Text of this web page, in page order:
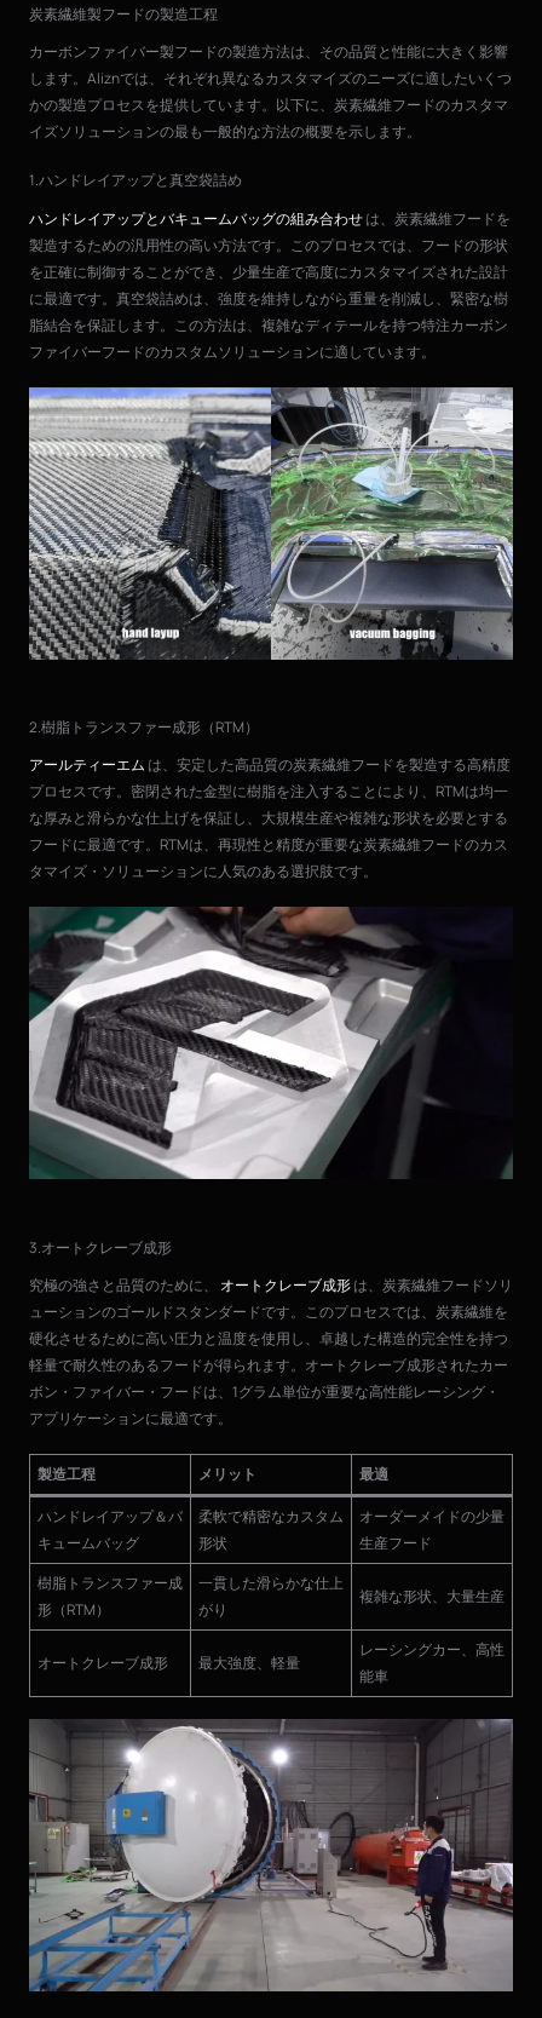
炭素繊維製フードの製造工程
カーボンファイバー製フードの製造方法は、その品質と性能に大きく影響
します。Aliznでは、それぞれ異なるカスタマイズのニーズに適したいくつ
かの製造プロセスを提供しています。以下に、炭素繊維フードのカスタマ
イズソリューションの最も一般的な方法の概要を示します。
1.ハンドレイアップと真空袋詰め
ハンドレイアップとバキュームバッグの組み合わせは、炭素繊維フードを
製造するための汎用性の高い方法です。このプロセスでは、フードの形状
を正確に制御することができ、少量生産で高度にカスタマイズされた設計
に最適です。真空袋詰めは、強度を維持しながら重量を削減し、緊密な樹
脂結合を保証します。この方法は、複雑なディテールを持つ特注カーボン
ファイバーフードのカスタムソリューションに適しています。
2.樹脂トランスファー成形（RTM）
アールティーエム は、安定した高品質の炭素繊維フードを製造する高精度
プロセスです。密閉された金型に樹脂を注入することにより、RTMは均一
な厚みと滑らかな仕上げを保証し、大規模生産や複雑な形状を必要とする
フードに最適です。RTMは、再現性と精度が重要な炭素繊維フードのカス
タマイズ・ソリューションに人気のある選択肢です。
3.オートクレーブ成形
究極の強さと品質のために、 オートクレーブ成形は、炭素繊維フードソリ
ューションのゴールドスタンダードです。このプロセスでは、炭素繊維を
硬化させるために高い圧力と温度を使用し、卓越した構造的完全性を持つ
軽量で耐久性のあるフードが得られます。オートクレーブ成形されたカー
ボン・ファイバー・フードは、1グラム単位が重要な高性能レーシング・
アプリケーションに最適です。
製造工程 メリット 最適
ハンドレイアップ＆バ
キュームバッグ
柔軟で精密なカスタム
形状
オーダーメイドの少量
生産フード
樹脂トランスファー成
形（RTM）
一貫した滑らかな仕上
がり
複雑な形状、大量生産
オートクレーブ成形 最大強度、軽量
レーシングカー、高性
能車